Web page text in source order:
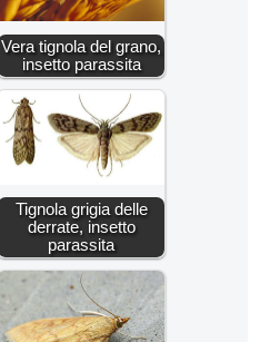
Vera tignola del grano,
insetto parassita
Tignola grigia delle
derrate, insetto
parassita